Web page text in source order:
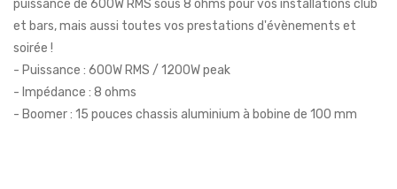
puissance de 600W RMS sous 8 ohms pour vos installations club
et bars, mais aussi toutes vos prestations d'évènements et
soirée !
- Puissance : 600W RMS / 1200W peak
- Impédance : 8 ohms
- Boomer : 15 pouces chassis aluminium à bobine de 100 mm